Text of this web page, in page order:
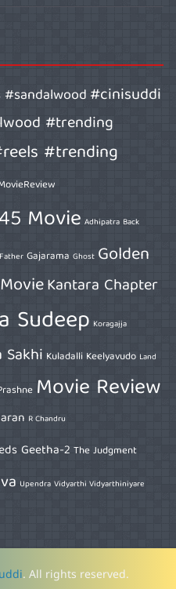
#cinisuddi
#trending
#trending
Movie Adhipatra Back
Father Gajarama Ghost Golden
Kantara Chapter
Sudeep Koragajja
Kuladalli Keelyavudo Land
Movie Review
R Chandru
Geetha-2 The Judgment
Upendra Vidyarthi Vidyarthiniyare
. All rights reserved.